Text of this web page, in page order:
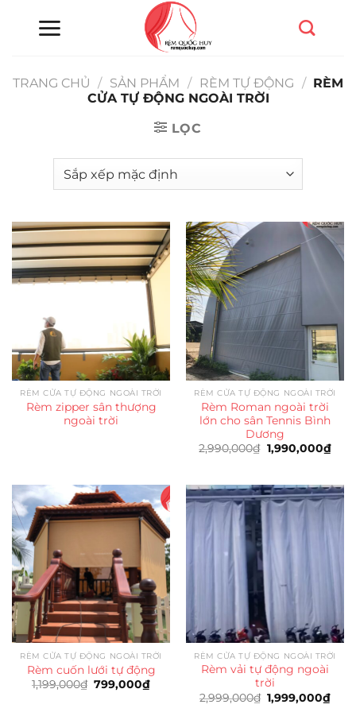
TRANG CHỦ
/ SẢN PHẨM / RÈM TỰ ĐỘNG / RÈM
CỬA TỰ ĐỘNG NGOÀI TRỜI
LỌC
RÈM CỬA TỰ ĐỘNG NGOÀI TRỜI
Rèm zipper sân thượng
ngoài trời
RÈM CỬA TỰ ĐỘNG NGOÀI TRỜI
Rèm Roman ngoài trời
lớn cho sân Tennis Bình
Dương
2,990,000₫ Giá
gốc
1,990,000₫Giá
hiện
RÈM CỬA TỰ ĐỘNG NGOÀI TRỜI
Rèm cuốn lưới tự động
1,199,000₫ Giá
799,000₫Giá
RÈM CỬA TỰ ĐỘNG NGOÀI TRỜI
Rèm vải tự động ngoài
trời
2,999,000₫ Giá
gốc
1,999,000₫Giá